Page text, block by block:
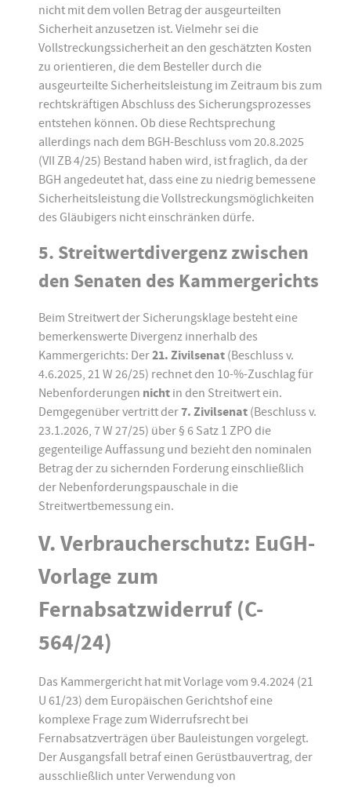
nicht mit dem vollen Betrag der ausgeurteilten
Sicherheit anzusetzen ist. Vielmehr sei die
Vollstreckungssicherheit an den geschätzten Kosten
zu orientieren, die dem Besteller durch die
ausgeurteilte Sicherheitsleistung im Zeitraum bis zum
rechtskräftigen Abschluss des Sicherungsprozesses
entstehen können. Ob diese Rechtsprechung
allerdings nach dem BGH-Beschluss vom 20.8.2025
(VII ZB 4/25) Bestand haben wird, ist fraglich, da der
BGH angedeutet hat, dass eine zu niedrig bemessene
Sicherheitsleistung die Vollstreckungsmöglichkeiten
des Gläubigers nicht einschränken dürfe.
5. Streitwertdivergenz zwischen
den Senaten des Kammergerichts
Beim Streitwert der Sicherungsklage besteht eine
bemerkenswerte Divergenz innerhalb des
Kammergerichts: Der21. Zivilsenat (Beschluss v.
4.6.2025, 21 W 26/25) rechnet den 10-%-Zuschlag für
Nebenforderungen nicht in den Streitwert ein.
Demgegenüber vertritt der7. Zivilsenat (Beschluss v.
23.1.2026, 7 W 27/25) über § 6 Satz 1 ZPO die
gegenteilige Auffassung und bezieht den nominalen
Betrag der zu sichernden Forderung einschließlich
der Nebenforderungspauschale in die
Streitwertbemessung ein.
V. Verbraucherschutz: EuGH-
Vorlage zum
Fernabsatzwiderruf (C-
564/24)
Das Kammergericht hat mit Vorlage vom 9.4.2024 (21
U 61/23) dem Europäischen Gerichtshof eine
komplexe Frage zum Widerrufsrecht bei
Fernabsatzverträgen über Bauleistungen vorgelegt.
Der Ausgangsfall betraf einen Gerüstbauvertrag, der
ausschließlich unter Verwendung von